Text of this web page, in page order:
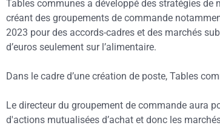
Tables communes a développé des stratégies de
créant des groupements de commande
2023 pour des accords-cadres et des marchés
d’euros seulement sur l’alimentaire.
Dans le cadre d’une création de poste, Tables
Le directeur du groupement de commande aura
d'actions mutualisées d’achat et donc les